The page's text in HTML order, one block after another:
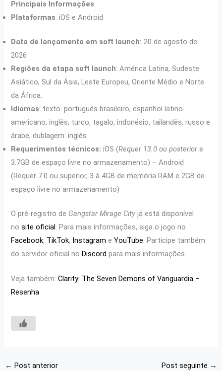
Principais Informações:
Plataformas: iOS e Android
Data de lançamento em soft launch:20 de agosto de
2026
Regiões da etapa soft launch: América Latina, Sudeste
Asiático, Sul da Ásia, Leste Europeu, Oriente Médio e Norte
da África.
Idiomas: texto: português brasileiro, espanhol latino-
americano, inglês, turco, tagalo, indonésio, tailandês, russo e
árabe; dublagem: inglês
Requerimentos técnicos:iOS (Requer 13.0 ou posterior e
3.7GB de espaço livre no armazenamento) – Android
(Requer 7.0 ou superior, 3 à 4GB de memória RAM e 2GB de
espaço livre no armazenamento)
O pré-registro de Gangstar Mirage City já está disponível
nosite oficial. Para mais informações, siga o jogo no
Facebook, TikTok, Instagram eYouTube. Participe também
do servidor oficial noDiscord para mais informações.
Veja também:Clarity: The Seven Demons of Vanguardia –
Resenha
← Post anterior Post seguinte →